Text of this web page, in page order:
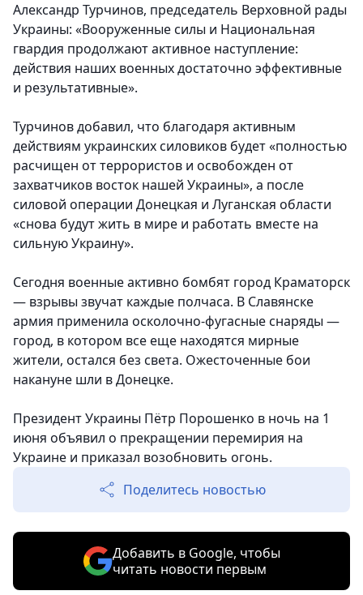
Александр Турчинов, председатель Верховной рады
Украины: «Вооруженные силы и Национальная
гвардия продолжают активное наступление:
действия наших военных достаточно эффективные
и результативные».
Турчинов добавил, что благодаря активным
действиям украинских силовиков будет «полностью
расчищен от террористов и освобожден от
захватчиков восток нашей Украины», а после
силовой операции Донецкая и Луганская области
«снова будут жить в мире и работать вместе на
сильную Украину».
Сегодня военные активно бомбят город Краматорск
— взрывы звучат каждые полчаса. В Славянске
армия применила осколочно-фугасные снаряды —
город, в котором все еще находятся мирные
жители, остался без света. Ожесточенные бои
накануне шли в Донецке.
Президент Украины Пётр Порошенко в ночь на 1
июня объявил о прекращении перемирия на
Украине и приказал возобновить огонь.
Поделитесь новостью
Добавить в Google, чтобы
читать новости первым